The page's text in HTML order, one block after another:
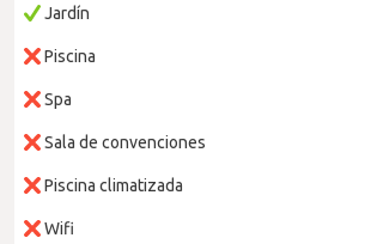
Jardín
Piscina
Spa
Sala de convenciones
Piscina climatizada
Wifi